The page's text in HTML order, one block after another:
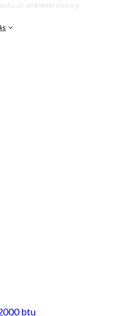
un ambiente único y
espacio más tú.
estamos aquí para hacer
que tenemos para ofrecerte en
de Tambor en Sodimac
para tus proyectos y
lo que tenemos para
Aspiradoras de Tambor en
proyectos de renovación y
btu